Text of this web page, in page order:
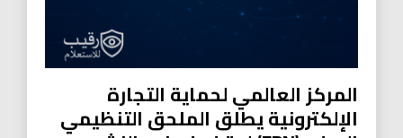
المركز العالمي لحماية التجارة
الإلكترونية يطلق الملحق التنظيمي